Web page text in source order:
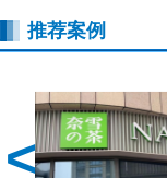
推荐案例
<